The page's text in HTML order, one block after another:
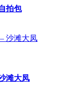
拍包
滩大凤